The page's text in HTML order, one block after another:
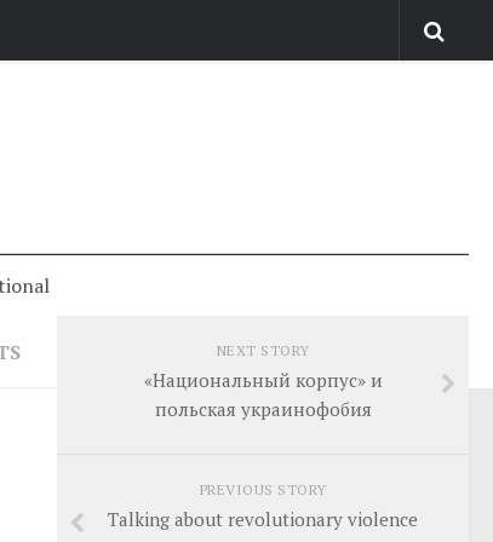
NEXT STORY
«Национальный корпус» и
польская украинофобия
PREVIOUS STORY
Talking about revolutionary violence